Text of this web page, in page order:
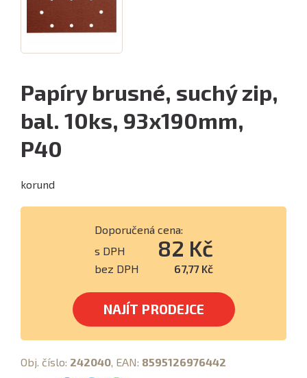
Papíry brusné, suchý zip,
bal. 10ks, 93x190mm,
P40
korund
Doporučená cena:
s DPH
82 Kč
bez DPH 67,77 Kč
NAJÍT PRODEJCE
Obj. číslo: 242040, EAN: 8595126976442